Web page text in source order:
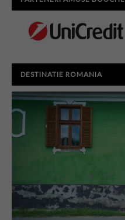
DESTINATIE ROMANIA